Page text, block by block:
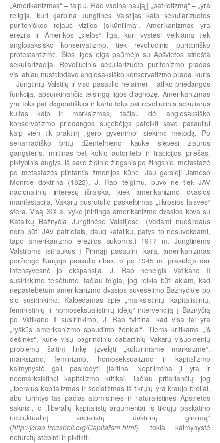
„Amerikanizmas“ – taip J. Rao vadina naująjį „patriotizmą“ – „yra
religija, kuri garbina Jungtines Valstijas kaip sekuliarizuotos
puritoniškos rojaus vizijos įsikūnijimą“. Amerikanizmas yra
erezija ir Amerikos „sielos“ liga, kuri vystėsi veikiama tiek
anglosaksiško konservatizmo, tiek revoliucinio puritoniško
protestantizmo. Šios ligos eiga paūmėjo su Apšvietos atnešta
sekuliarizacija. Revoliucinis sekuliarizuoto puritonizmo pradas
vis labiau nustelbdavo anglosaksiško konservatizmo pradą, kuris
– Jungtinių Valstijų ir viso pasaulio nelaimei – atliko priedangos
funkciją, apsunkinančią teisingą ligos diagnozę. Amerikanizmas
yra toks pat dogmatiškas ir kartu toks pat revoliucinis sekuliarus
kultas kaip ir marksizmas, tačiau dėl anglosaksiško
konservatizmo priedangos sugebėjęs pateikti save pasauliui
kaip vien tik praktinį „gero gyvenimo“ siekimo metodą. Po
senamadiško britų džentelmeno kauke slėpėsi žiaurus
gangsteris, mirtinas bet kokio autoriteto ir tradicijos priešas,
piktybinis auglys, iš savo židinio žingsnis po žingsnio, metastazė
po metastazės plintantis žmonijos kūne. Jau garsioji Jameso
Monroe doktrina (1823), J. Rao teigimu, buvo ne tiek JAV
nacionalinių interesų išraiška, kiek amerikanizmo dvasios
manifestacija, Vakarų pusrutulio paskelbimas „tikrosios laisvės“
sfera. Visą XIX a. vyko įnirtinga amerikanizmo dvasios kova su
Katalikų Bažnyčia Jungtinėse Valstijose. (Vedami nuoširdaus
noro būti JAV patriotais, daug katalikų, patys to nesuvokdami,
tapo amerikanizmo erezijos aukomis.) 1917 m. Jungtinėms
Valstijoms įsitraukus į Pirmąjį pasaulinį karą, amerikanizmas
peržengė Naujojo pasaulio ribas, o po 1945 m. prasidėjo dar
intensyvesnė jo ekspansija. J. Rao neneigia Vatikano II
susirinkimo teisėtumo, tačiau teigia, jog reikia būti aklam, kad
nepastebėtum amerikanizmo dvasios suvešėjimo Bažnyčioje po
šio susirinkimo. Kalbėdamas apie „marksistinių, kapitalistinių,
feministinių ir homoseksualistinių idėjų“ intervenciją į Bažnyčią
po Vatikano II susirinkimo, J. Rao tvirtina, kad visa tai yra
„ryškūs amerikanizmo spaudimo ženklai“. Tiems kritikams „iš
dešinės“, kurie visų pagrindinių dabartinių Vakarų visuomenių
problemų šaltinį linkę įžvelgti „kultūriniame marksizme“,
marksizmo, feminizmo, homoseksualizmo ir kapitalizmo
kaimynystė gali pasirodyti įtartina. Nepriimtina ji yra ir
neomarksistinei kapitalizmo kritikai. Tačiau pritariančių, jog
„liberalus kapitalizmas ir socializmas iš tikrųjų yra kraujo broliai,
abu turintys tas pačias atomistines ir natūralistines Apšvietos
šaknis“, o „liberalių kapitalistų argumentai iš tikrųjų paskatino
intelektualinį socialistų doktrinų gimimą“
(http://jcrao.freeshell.org/Capitalism.html), tokia kaimynystė
neturėtų stebinti ir piktinti.